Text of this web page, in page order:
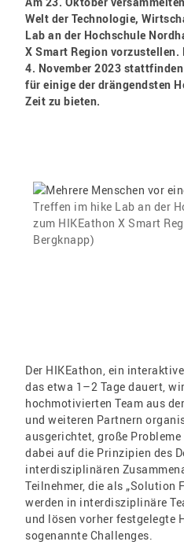
Welt der Technologie,
Lab an der Hochschule
X Smart Region vorzustellen.
4. November 2023
für einige der drängendsten
Zeit zu bieten.
Treffen im hike Lab an der
zum HIKEathon X Smart
Bergknapp)
Der HIKEathon, ein
das etwa 1–2 Tage dauert,
hochmotivierten Team aus
und weiteren Partnern
ausgerichtet, große
dabei auf die Prinzipien des
interdisziplinären
Teilnehmer, die als „Solution
werden in interdisziplinäre
und lösen vorher festgelegte
sogenannte Challenges.